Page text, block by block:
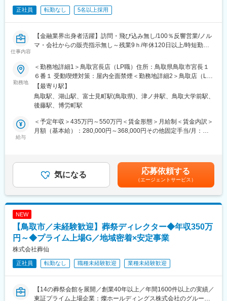
県)、片原町駅(香川県)、西鯖江駅、高知駅、出雲市駅、高速神戸
駅、櫛田神社前駅、市民公園前駅、鹿児島駅前駅、五島町駅、新
■当社について：
急成長しており、認証工場・月間車検30台以上対応可能です。
正社員 転勤なし 5名以上採用
仕事内容
【金融業界出身者活躍】訪問・飛び込み無し/100％反響営業/ノル
マ・会社からの販売指示無し～残業9ｈ/年休120日以上/時短勤務
■魅力情報
〇認知度抜群で新規営業なし
多彩なメディア戦略により、営業電話や顧客宅訪問といったアプ
ローチ活動は不要。「CMで見たことがある」と立ち寄っていただ
く方のほか、予約来店も多いです。
〇会社からの販売指示・個人ノルマはなし
お客さまにとって”優しい人間性”と”優れた能力”を持った「最優」
ることはありません。
〇多様な働き方にも柔軟に対応可能
■業務内容
お客さまのご相談内容確認からスタートし、40社以上の保険会社
の商品の中から、お客さまに合った保障をオーダーメイドで設
計・提案します。特定商品の販売指示はなく、お客さまを第一に
考えた対応に専念できます。
1組当たりのご相談時間は約2時間。加入されている保険内容の確
勤務地
＜勤務地詳細1＞鳥取宮長店（LP職）住所：鳥取県鳥取市宮長１
６番１ 受動喫煙対策：屋内全面禁煙＜勤務地詳細2＞鳥取店（LP
職）住所：鳥取県鳥取市緑ヶ丘３－２１－３ 受動喫煙対策：屋内
全面禁煙＜勤務地詳細3＞米子しんまち店住所：鳥取県米子市西福
原２－１－１０ 米子しんまち専門店街 ３Ｆ勤務地最寄駅：JR米
所
【最寄り駅】
鳥取駅、湖山駅、富士見町駅(鳥取県)、津ノ井駅、鳥取大学前駅、
後藤駅、博労町駅
給与
＜予定年収＞435万円～550万円＜賃金形態＞月給制＜賃金内訳＞
月額（基本給）：280,000円～368,000円その他固定手当/月：
す※年収はあくまで一例であり、経験・能力を考慮のうえ決定しま
す ■昇給：年1回（8月）■賞与：年2回（2月、8月）を含む賃金は
あくまでも目安の金額であり、選考を通じて上下する可能性があ
ります。月給(月額)は固定手当を含めた表記です。
気になる 応募依頼する
（エージェントサービス）
NEW
【鳥取市／未経験歓迎】葬祭ディレクター◆年収350万
円～◆プライム上場G／地域密着×安定事業
株式会社葬仙
正社員 転勤なし 職種未経験歓迎 業種未経験歓迎
【14の葬祭会館を展開／創業40年以上／年間1600件以上の実績／
東証プライム上場企業：燦ホールディングス株式会社のグループ